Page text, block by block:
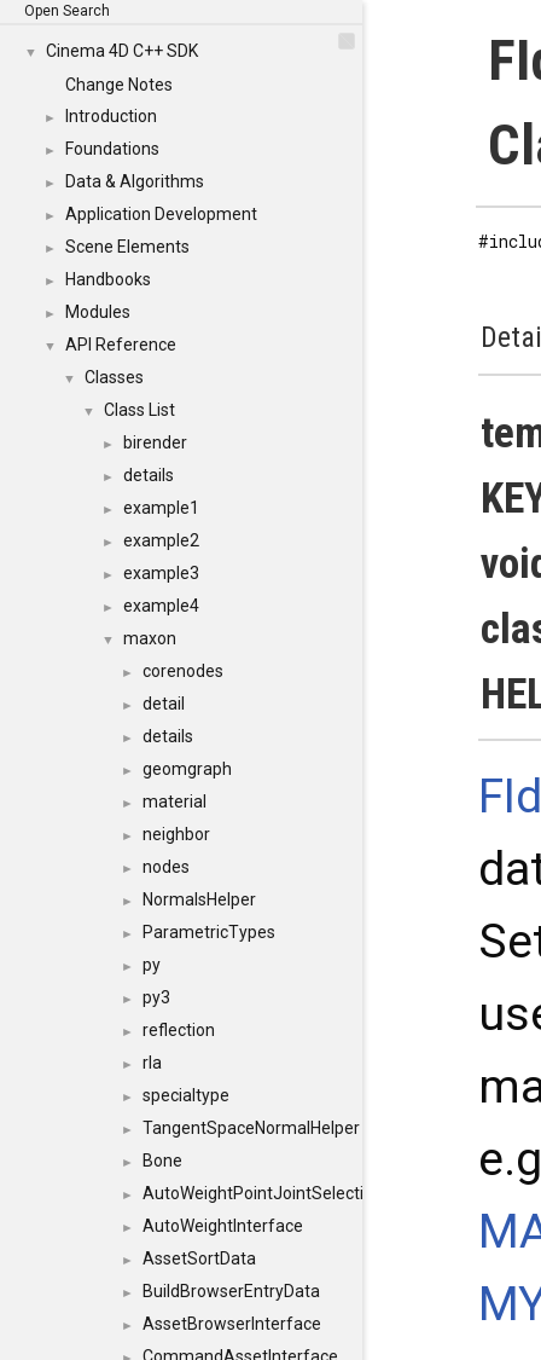
Open Search
▼
Cinema 4D C++ SDK
Change Notes
► Introduction
► Foundations
► Data & Algorithms
► Application Development
► Scene Elements
► Handbooks
► Modules
▼ API Reference
▼ Classes
▼ Class List
► birender
► details
► example1
► example2
► example3
► example4
▼ maxon
► corenodes
► detail
► details
► geomgraph
► material
► neighbor
► nodes
► NormalsHelper
► ParametricTypes
► py
► py3
► reflection
► rla
► specialtype
► TangentSpaceNormalHelper
► Bone
► AutoWeightPointJointSelections
► AutoWeightInterface
► AssetSortData
► BuildBrowserEntryData
► AssetBrowserInterface